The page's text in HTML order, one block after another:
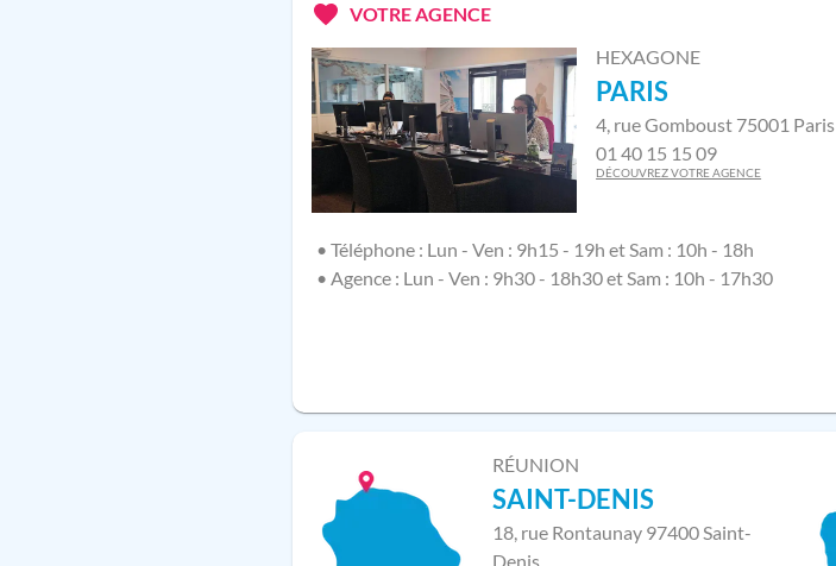
VOTRE AGENCE
HEXAGONE
PARIS
4, rue Gomboust 75001 Paris
01 40 15 15 09
DÉCOUVREZ VOTRE AGENCE
• Téléphone : Lun - Ven : 9h15 - 19h et Sam : 10h - 18h
• Agence : Lun - Ven : 9h30 - 18h30 et Sam : 10h - 17h30
RÉUNION
SAINT-DENIS
18, rue Rontaunay 97400 Saint-
Denis